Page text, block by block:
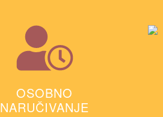
OSOBNO
NARUČIVANJE